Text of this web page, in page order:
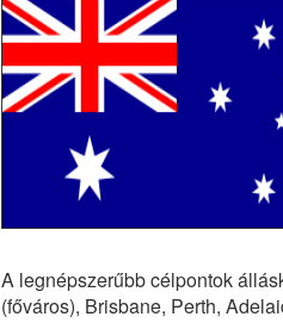
A legnépszerűbb célpontok
(főváros), Brisbane, Perth,